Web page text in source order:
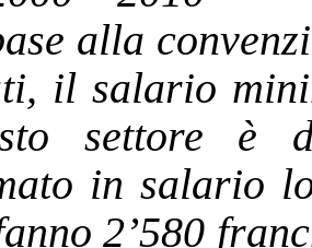
alla
il salario
settore è
in salario
2’580